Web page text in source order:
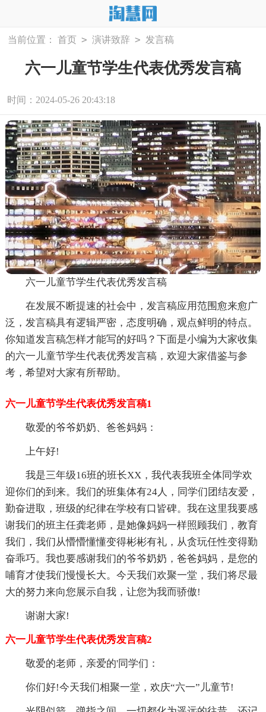
当前位置： 首页 > 演讲致辞 > 发言稿
六一儿童节学生代表优秀发言稿
时间：2024-05-26 20:43:18
六一儿童节学生代表优秀发言稿
在发展不断提速的社会中，发言稿应用范围愈来愈广
泛，发言稿具有逻辑严密，态度明确，观点鲜明的特点。
你知道发言稿怎样才能写的好吗？下面是小编为大家收集
的六一儿童节学生代表优秀发言稿，欢迎大家借鉴与参
考，希望对大家有所帮助。
六一儿童节学生代表优秀发言稿1
敬爱的爷爷奶奶、爸爸妈妈：
上午好!
我是三年级16班的班长XX，我代表我班全体同学欢
迎你们的到来。我们的班集体有24人，同学们团结友爱，
勤奋进取，班级的纪律在学校有口皆碑。我在这里我要感
谢我们的班主任龚老师，是她像妈妈一样照顾我们，教育
我们，我们从懵懵懂懂变得彬彬有礼，从贪玩任性变得勤
奋乖巧。我也要感谢我们的爷爷奶奶，爸爸妈妈，是您的
哺育才使我们慢慢长大。今天我们欢聚一堂，我们将尽最
大的努力来向您展示自我，让您为我而骄傲!
谢谢大家!
六一儿童节学生代表优秀发言稿2
敬爱的老师，亲爱的'同学们：
你们好!今天我们相聚一堂，欢庆“六一”儿童节!